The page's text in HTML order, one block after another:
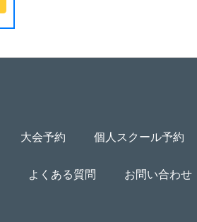
大会予約 個人スクール予約
よくある質問 お問い合わせ